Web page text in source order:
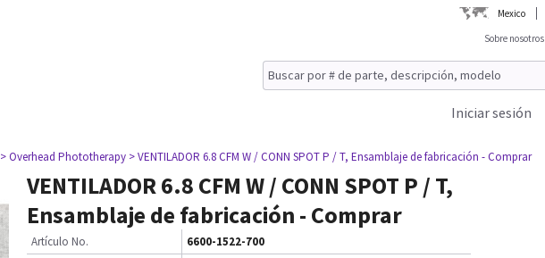
Mexico
Sobre nosotros
Iniciar sesión
> Overhead Phototherapy > VENTILADOR 6.8 CFM W / CONN SPOT P / T, Ensamblaje de fabricación - Comprar
VENTILADOR 6.8 CFM W / CONN SPOT P / T,
Ensamblaje de fabricación - Comprar
Artículo No.
6600-1522-700